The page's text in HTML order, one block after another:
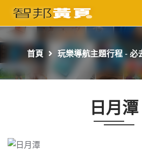
首頁
最新店家
吃喝玩樂
一頁式黃頁
首頁 玩樂導航主題行程 - 必
日月潭